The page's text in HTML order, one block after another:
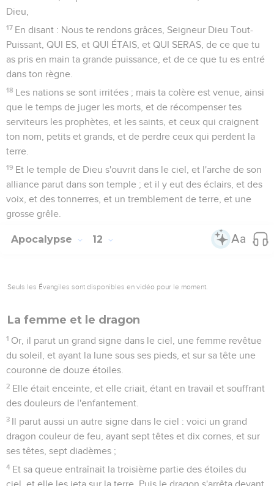
Dieu,
17 En disant : Nous te rendons grâces, Seigneur Dieu Tout-
Puissant, QUI ES, et QUI ÉTAIS, et QUI SERAS, de ce que tu
as pris en main ta grande puissance, et de ce que tu es entré
dans ton règne.
18 Les nations se sont irritées ; mais ta colère est venue, ainsi
que le temps de juger les morts, et de récompenser tes
serviteurs les prophètes, et les saints, et ceux qui craignent
ton nom, petits et grands, et de perdre ceux qui perdent la
terre.
19 Et le temple de Dieu s'ouvrit dans le ciel, et l'arche de son
alliance parut dans son temple ; et il y eut des éclairs, et des
voix, et des tonnerres, et un tremblement de terre, et une
grosse grêle.
Apocalypse 12
Seuls les Évangiles sont disponibles en vidéo pour le moment.
La femme et le dragon
1 Or, il parut un grand signe dans le ciel, une femme revêtue
du soleil, et ayant la lune sous ses pieds, et sur sa tête une
couronne de douze étoiles.
2 Elle était enceinte, et elle criait, étant en travail et souffrant
des douleurs de l'enfantement.
3 Il parut aussi un autre signe dans le ciel : voici un grand
dragon couleur de feu, ayant sept têtes et dix cornes, et sur
ses têtes, sept diadèmes ;
4 Et sa queue entraînait la troisième partie des étoiles du
ciel, et elle les jeta sur la terre. Puis le dragon s'arrêta devant